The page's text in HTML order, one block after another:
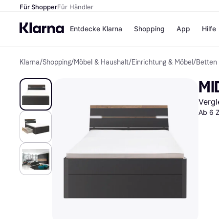
Für ShopperFür Händler
Entdecke Klarna
Zahlungsmethoden
Bezahle in bis zu 30
Ratenzahlung
Shopping
Shops
eBay
Temu
SHEIN
App Hilfe
Klarna/Shopping/Möbel & Haushalt/Einrichtung & Möbel /Betten
Ab 6